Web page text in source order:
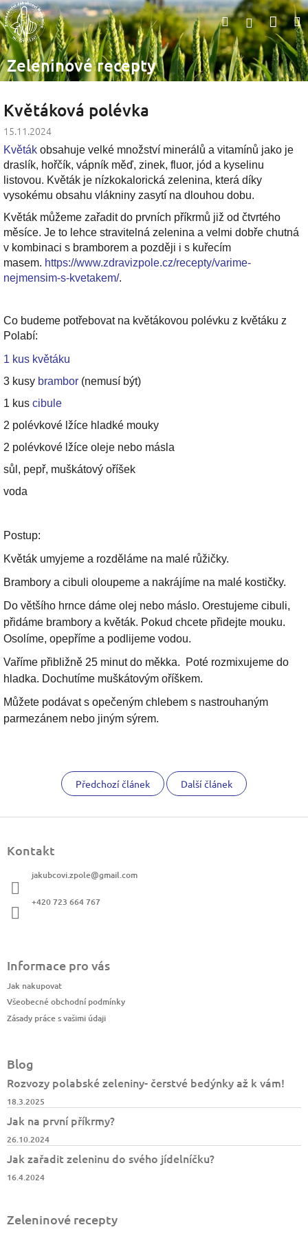
Přejít
na
obsah
HledatPřihlášení
Zeleninové recepty
Květáková polévka
15.11.2024
Květák obsahuje velké množství minerálů a vitamínů jako je
draslík, hořčík, vápník měď, zinek, fluor, jód a kyselinu
listovou. Květák je nízkokalorická zelenina, která díky
vysokému obsahu vlákniny zasytí na dlouhou dobu.
Květák můžeme zařadit do prvních příkrmů již od čtvrtého
měsíce. Je to lehce stravitelná zelenina a velmi dobře chutná
v kombinaci s bramborem a později i s kuřecím
masem. https://www.zdravizpole.cz/recepty/varime-
nejmensim-s-kvetakem/.
Co budeme potřebovat na květákovou polévku z květáku z
Polabí:
1 kus květáku
3 kusy brambor (nemusí být)
1 kus cibule
2 polévkové lžíce hladké mouky
2 polévkové lžíce oleje nebo másla
sůl, pepř, muškátový oříšek
voda
Postup:
Květák umyjeme a rozděláme na malé růžičky.
Brambory a cibuli oloupeme a nakrájíme na malé kostičky.
Do většího hrnce dáme olej nebo máslo. Orestujeme cibuli,
přidáme brambory a květák. Pokud chcete přidejte mouku.
Osolíme, opepříme a podlijeme vodou.
Vaříme přibližně 25 minut do měkka. Poté rozmixujeme do
hladka. Dochutíme muškátovým oříškem.
Můžete podávat s opečeným chlebem s nastrouhaným
parmezánem nebo jiným sýrem.
Předchozí článek Další článek
Kontakt
jakubcovi.zpole@gmail.com
+420 723 664 767
Informace pro vás
Jak nakupovat
Všeobecné obchodní podmínky
Zásady práce s vašimi údaji
Blog
Rozvozy polabské zeleniny- čerstvé bedýnky až k vám!
18.3.2025
Jak na první příkrmy?
26.10.2024
Jak zařadit zeleninu do svého jídelníčku?
16.4.2024
Zeleninové recepty